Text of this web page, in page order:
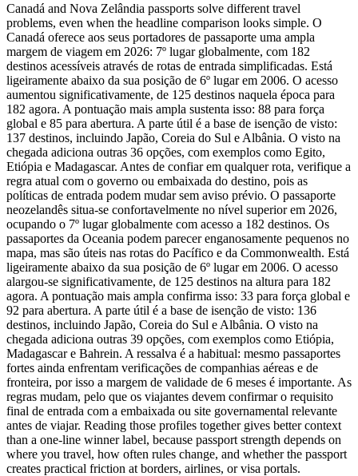
Canadá and Nova Zelândia passports solve different travel
problems, even when the headline comparison looks simple. O
Canadá oferece aos seus portadores de passaporte uma ampla
margem de viagem em 2026: 7º lugar globalmente, com 182
destinos acessíveis através de rotas de entrada simplificadas. Está
ligeiramente abaixo da sua posição de 6º lugar em 2006. O acesso
aumentou significativamente, de 125 destinos naquela época para
182 agora. A pontuação mais ampla sustenta isso: 88 para força
global e 85 para abertura. A parte útil é a base de isenção de visto:
137 destinos, incluindo Japão, Coreia do Sul e Albânia. O visto na
chegada adiciona outras 36 opções, com exemplos como Egito,
Etiópia e Madagascar. Antes de confiar em qualquer rota, verifique a
regra atual com o governo ou embaixada do destino, pois as
políticas de entrada podem mudar sem aviso prévio. O passaporte
neozelandês situa-se confortavelmente no nível superior em 2026,
ocupando o 7º lugar globalmente com acesso a 182 destinos. Os
passaportes da Oceania podem parecer enganosamente pequenos no
mapa, mas são úteis nas rotas do Pacífico e da Commonwealth. Está
ligeiramente abaixo da sua posição de 6º lugar em 2006. O acesso
alargou-se significativamente, de 125 destinos na altura para 182
agora. A pontuação mais ampla confirma isso: 33 para força global e
92 para abertura. A parte útil é a base de isenção de visto: 136
destinos, incluindo Japão, Coreia do Sul e Albânia. O visto na
chegada adiciona outras 39 opções, com exemplos como Etiópia,
Madagascar e Bahrein. A ressalva é a habitual: mesmo passaportes
fortes ainda enfrentam verificações de companhias aéreas e de
fronteira, por isso a margem de validade de 6 meses é importante. As
regras mudam, pelo que os viajantes devem confirmar o requisito
final de entrada com a embaixada ou site governamental relevante
antes de viajar. Reading those profiles together gives better context
than a one-line winner label, because passport strength depends on
where you travel, how often rules change, and whether the passport
creates practical friction at borders, airlines, or visa portals.